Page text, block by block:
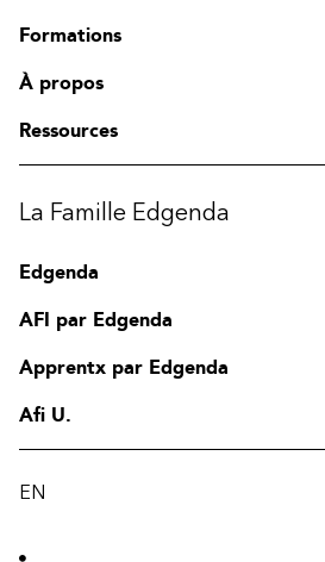
Formations
À propos
Ressources
La Famille Edgenda
Edgenda
AFI par Edgenda
Apprentx par Edgenda
Afi U.
EN